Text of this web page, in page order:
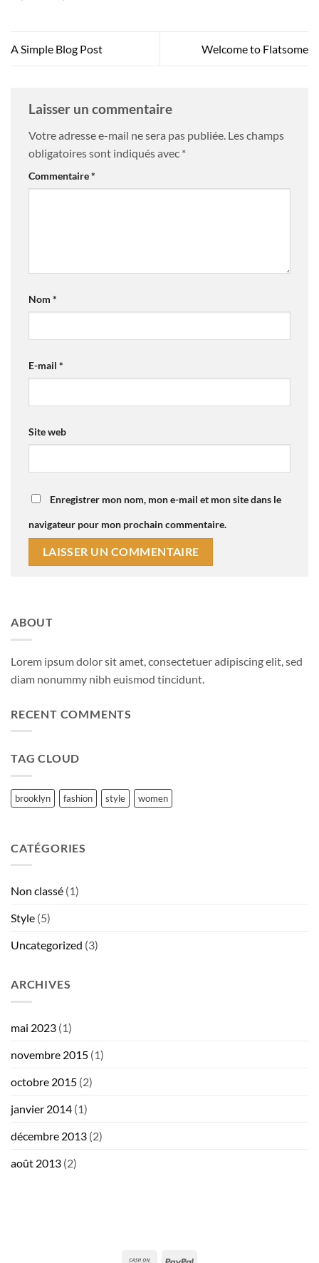
A Simple Blog Post Welcome to Flatsome
Laisser un commentaire
Votre adresse e-mail ne sera pas publiée. Les champs
obligatoires sont indiqués avec *
Commentaire*
Nom *
E-mail *
Site web
Enregistrer mon nom, mon e-mail et mon site dans le
navigateur pour mon prochain commentaire.
ABOUT
Lorem ipsum dolor sit amet, consectetuer adipiscing elit, sed
diam nonummy nibh euismod tincidunt.
RECENT COMMENTS
TAG CLOUD
brooklyn fashion style women
CATÉGORIES
Non classé (1)
Style (5)
Uncategorized (3)
ARCHIVES
mai 2023 (1)
novembre 2015 (1)
octobre 2015 (2)
janvier 2014 (1)
décembre 2013 (2)
août 2013 (2)
Cash PayPal